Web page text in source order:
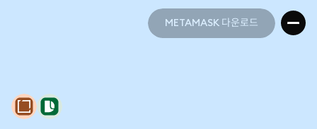
METAMASK 다운로드